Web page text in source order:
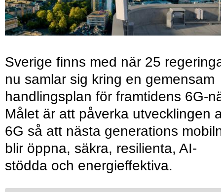
Sverige finns med när 25
nu samlar sig kring en gemensam
handlingsplan för framtidens 6G-
Målet är att påverka utvecklingen
6G så att nästa generations
blir öppna, säkra, resilienta, AI-
stödda och energieffektiva.